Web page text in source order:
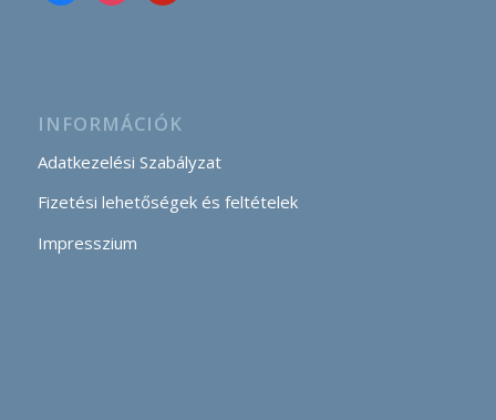
INFORMÁCIÓK
Adatkezelési Szabályzat
Fizetési lehetőségek és feltételek
Impresszium